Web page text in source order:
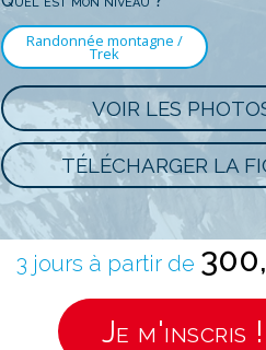
Randonnée montagne /
Trek
VOIR LES
TÉLÉCHARGER LA
3 jours à partir de
Je m'inscris !